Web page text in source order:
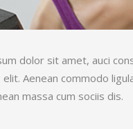
dolor sit amet, auci
elit. Aenean commodo
massa cum sociis dis.